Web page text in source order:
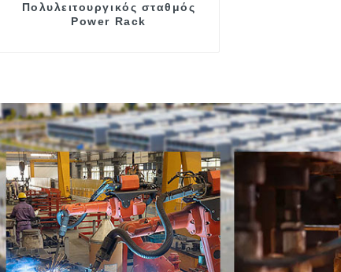
Πολυλειτουργικός σταθμός
Power Rack